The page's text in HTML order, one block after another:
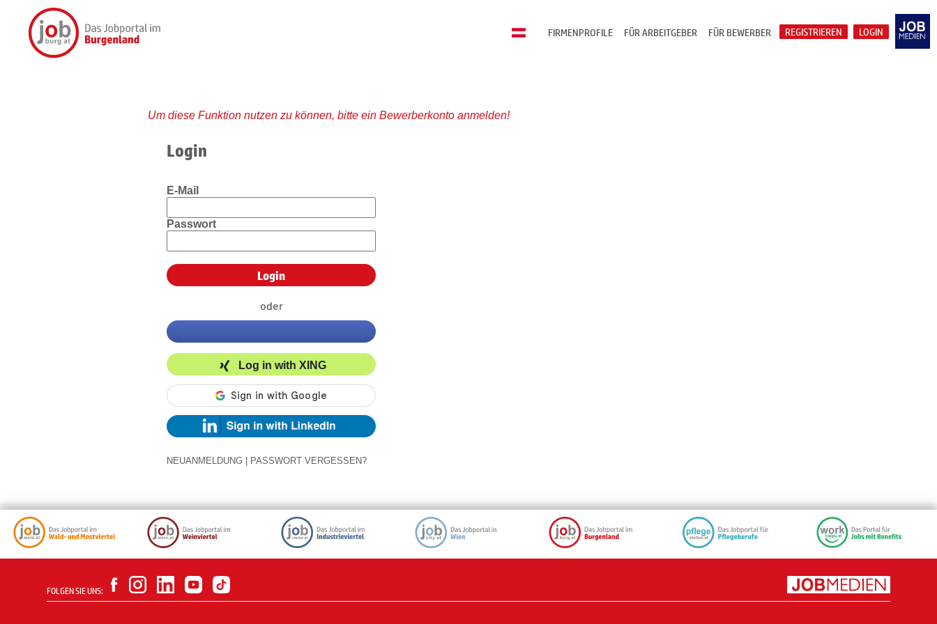
LOGIN
REGISTRIEREN
FÜR BEWERBER
FÜR ARBEITGEBER
FIRMENPROFILE
Um diese Funktion nutzen zu können, bitte ein Bewerberkonto anmelden!
Login
E-Mail
Passwort
oder
Log in with XING
NEUANMELDUNG PASSWORT VERGESSEN?
FOLGEN SIE UNS: